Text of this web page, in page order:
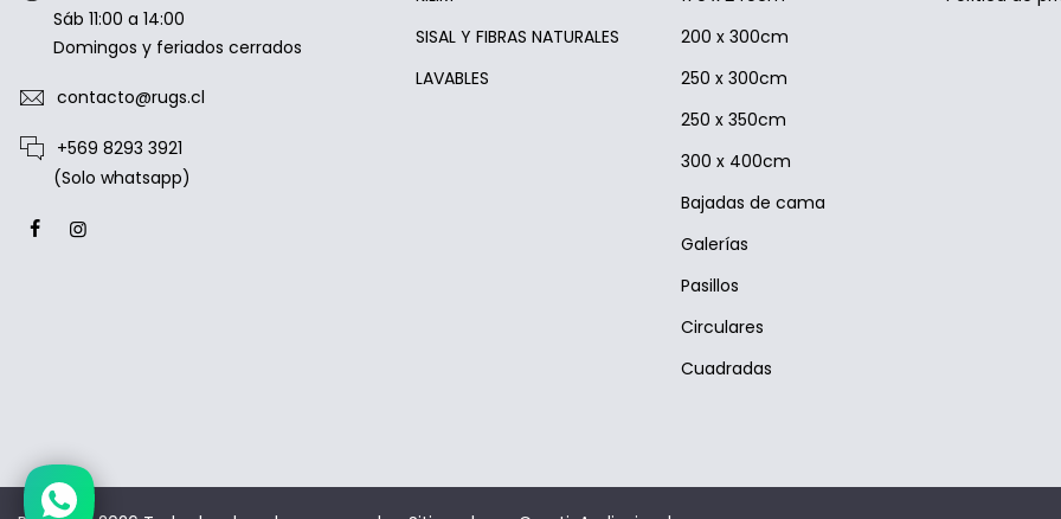
Sáb 11:00 a 14:00
Domingos y feriados cerrados
contacto@rugs.cl
+569 8293 3921
(Solo whatsapp)
SISAL Y FIBRAS NATURALES
LAVABLES
200 x 300cm
250 x 300cm
250 x 350cm
300 x 400cm
Bajadas de cama
Galerías
Pasillos
Circulares
Cuadradas